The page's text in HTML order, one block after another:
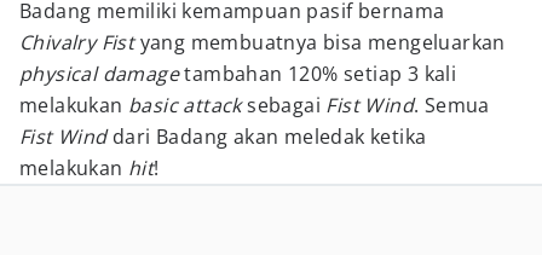
Badang memiliki kemampuan pasif bernama
Chivalry Fistyang membuatnya bisa mengeluarkan
physical damagetambahan 120% setiap 3 kali
melakukan basic attacksebagai Fist Wind. Semua
Fist Winddari Badang akan meledak ketika
melakukan hit!